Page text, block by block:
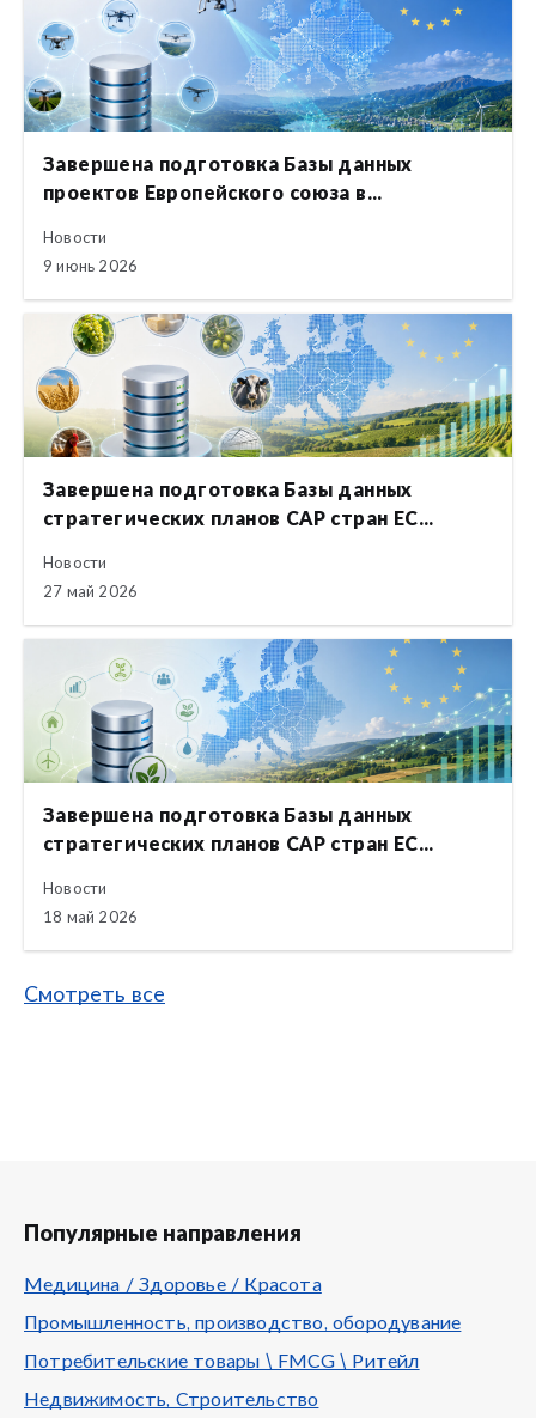
Завершена подготовка Базы данных
проектов Европейского союза в...
Новости
9 июнь 2026
Завершена подготовка Базы данных
стратегических планов CAP стран ЕС...
Новости
27 май 2026
Завершена подготовка Базы данных
стратегических планов CAP стран ЕС...
Новости
18 май 2026
Смотреть все
Популярные направления
Медицина / Здоровье / Красота
Промышленность, производство, обородувание
Потребительские товары \ FMCG \ Ритейл
Недвижимость, Строительство